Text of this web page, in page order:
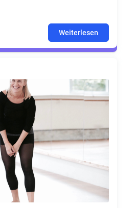
Weiterlesen